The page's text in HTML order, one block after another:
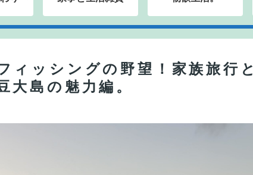
ィッシングの野望！家族旅行と
島の魅力編。